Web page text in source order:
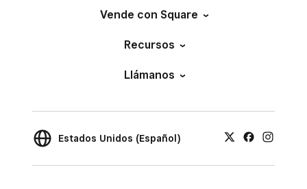
Vende con Square
Recursos
Llámanos
Estados Unidos (Español)